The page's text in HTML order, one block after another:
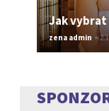
Jak vybrat
zena admin -